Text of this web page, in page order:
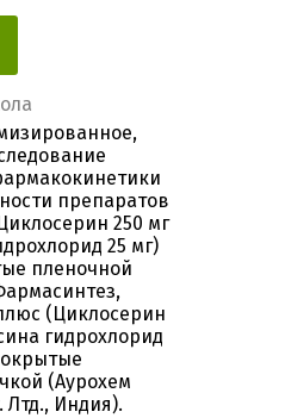
препаратов
250 мг
25 мг)
пленочной
(Циклосерин
гидрохлорид
(Аурохем
Лтд., Индия).